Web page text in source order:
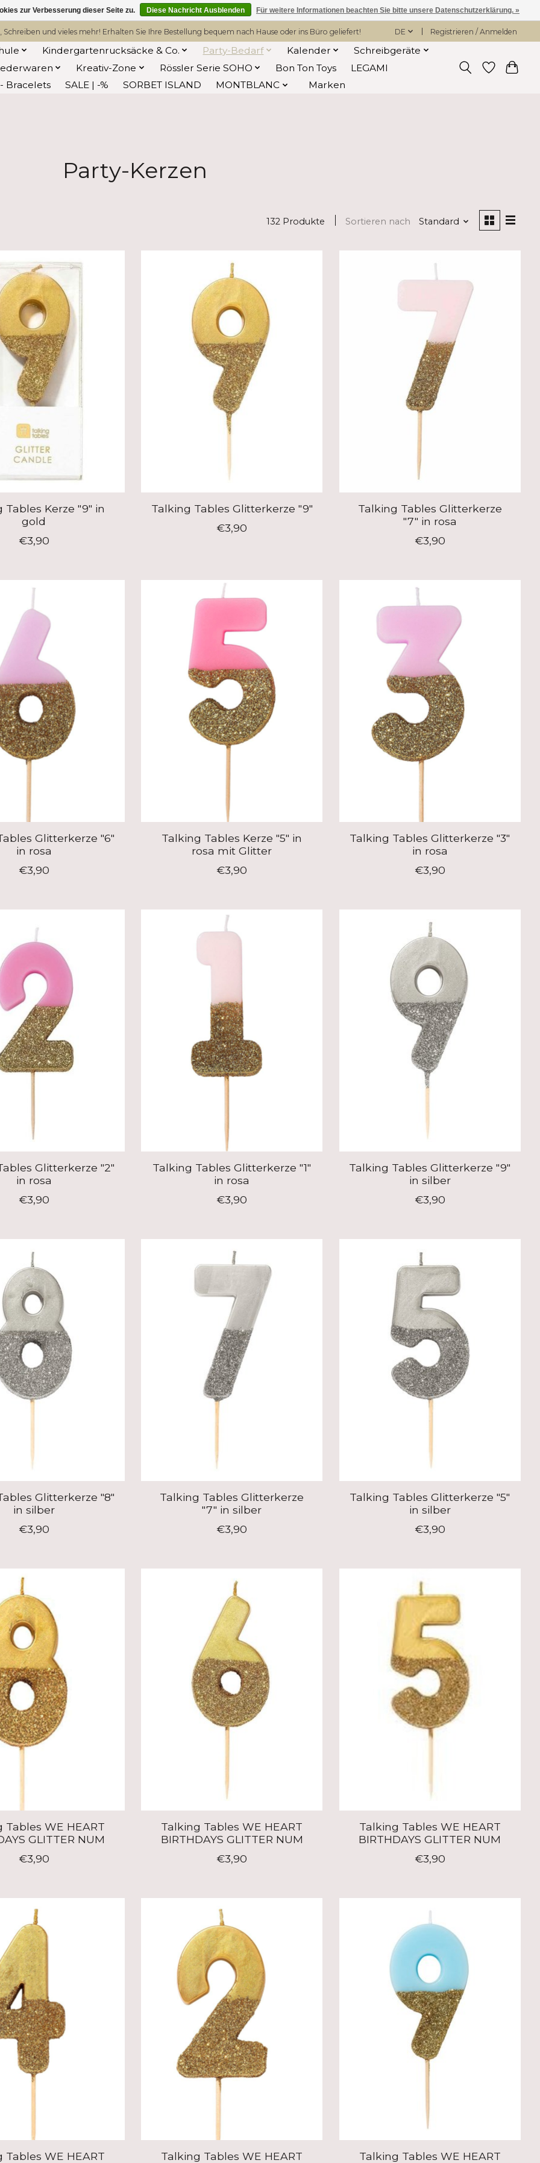
und vieles mehr! Erhalten Sie Ihre Bestellung bequem nach Hause oder ins Büro geliefert! DE Registrieren / Anmelden
Kindergartenrucksäcke & Co. Party-Bedarf Kalender
Schreibgeräte
Kreativ-Zone Rössler Serie SOHO Bon Ton Toys
LEGAMI
Bracelets
SALE | -% SORBET ISLAND MONTBLANC Marken
Party-Kerzen
132 Produkte Sortieren nach Standard
Tables Kerze "9" in
gold
€3,90
Talking Tables Glitterkerze "9"
€3,90
Talking Tables Glitterkerze
"7" in rosa
€3,90
Glitterkerze "6"
in rosa
€3,90
Talking Tables Kerze "5" in
rosa mit Glitter
€3,90
Talking Tables Glitterkerze "3"
in rosa
€3,90
Glitterkerze "2"
in rosa
€3,90
Talking Tables Glitterkerze "1"
in rosa
€3,90
Talking Tables Glitterkerze "9"
in silber
€3,90
Glitterkerze "8"
in silber
€3,90
Talking Tables Glitterkerze
"7" in silber
€3,90
Talking Tables Glitterkerze "5"
in silber
€3,90
Tables WE HEART
GLITTER NUM
€3,90
Talking Tables WE HEART
BIRTHDAYS GLITTER NUM
€3,90
Talking Tables WE HEART
BIRTHDAYS GLITTER NUM
€3,90
Tables WE HEART
Talking Tables WE HEART
Talking Tables WE HEART
zur Verbesserung dieser Seite zu. Diese Nachricht Ausblenden Für weitere Informationen beachten Sie bitte unsere Datenschutzerklärung. »